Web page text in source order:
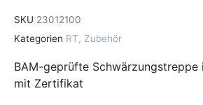
SKU 23012100
Kategorien RT, Zubehör
BAM-geprüfte Schwärzungstreppe
mit Zertifikat